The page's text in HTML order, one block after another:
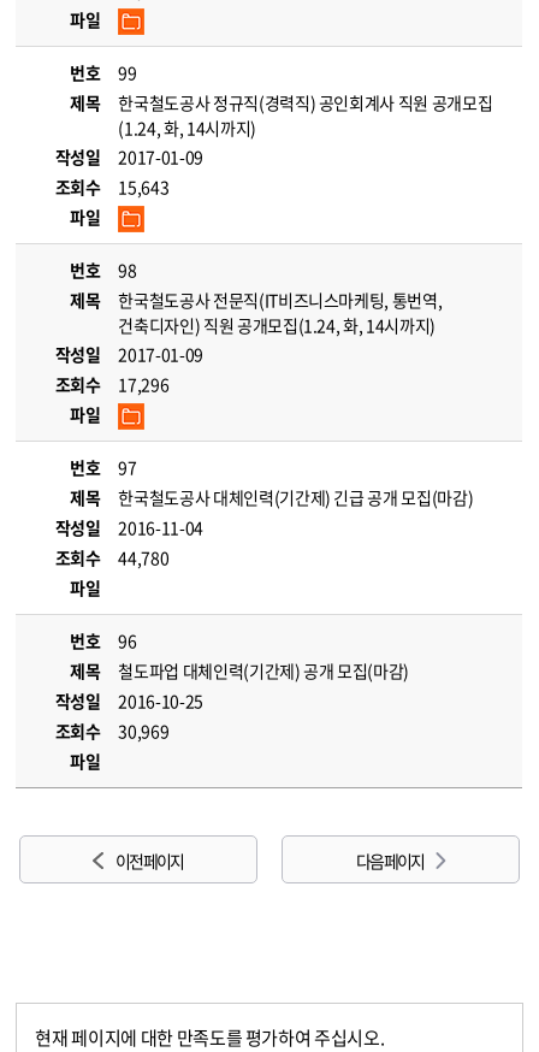
파일
번호
99
제목
한국철도공사 정규직(경력직) 공인회계사 직원 공개모집
(1.24, 화, 14시까지)
작성일
2017-01-09
조회수
15,643
파일
번호
98
제목
한국철도공사 전문직(IT비즈니스마케팅, 통번역,
건축디자인) 직원 공개모집(1.24, 화, 14시까지)
작성일
2017-01-09
조회수
17,296
파일
번호
97
제목
한국철도공사 대체인력(기간제) 긴급 공개 모집(마감)
작성일
2016-11-04
조회수
44,780
파일
번호
96
제목
철도파업 대체인력(기간제) 공개 모집(마감)
작성일
2016-10-25
조회수
30,969
파일
이전 페이지 다음 페이지
현재 페이지에 대한 만족도를 평가하여 주십시오.